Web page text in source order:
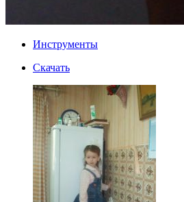
Инструменты
Скачать